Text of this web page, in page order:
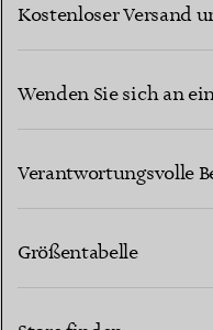
Kostenloser Versand
Wenden Sie sich an
Verantwortungsvolle
Größentabelle